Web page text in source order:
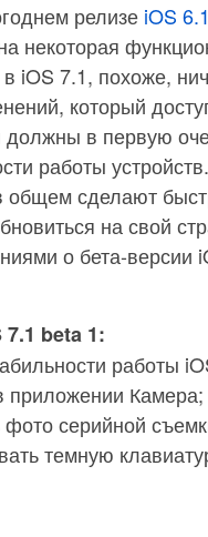
релизе iOS 6.1
некоторая
iOS 7.1, похоже,
который
должны в первую
работы
общем сделают
на свой
о бета-версии
beta 1:
работы
приложении Камера;
серийной
темную